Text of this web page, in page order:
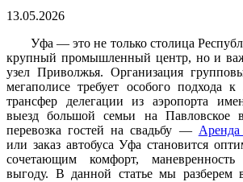
13.05.2026
Уфа — это не только столица
крупный промышленный центр, но и
узел Приволжья. Организация
мегаполисе требует особого подхода
трансфер делегации из аэропорта
выезд большой семьи на Павловское
перевозка гостей на свадьбу — Аренда
или заказ автобуса Уфа становится
сочетающим комфорт,
выгоду. В данной статье мы разберем